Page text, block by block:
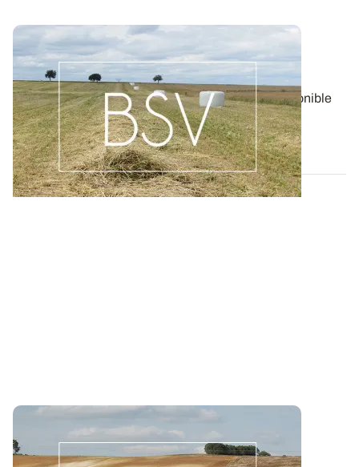
Bulletin de santé du Végétal - Lorraine :
Pommes de terre
Aujourd'hui, le BSV Pommes de terre n°17 est disponible
pour la région LORRAINE.
06 AOÛT 2026
Bulletin de santé du Végétal - Bourgogne-
Franche-Comté : Grandes Cultures